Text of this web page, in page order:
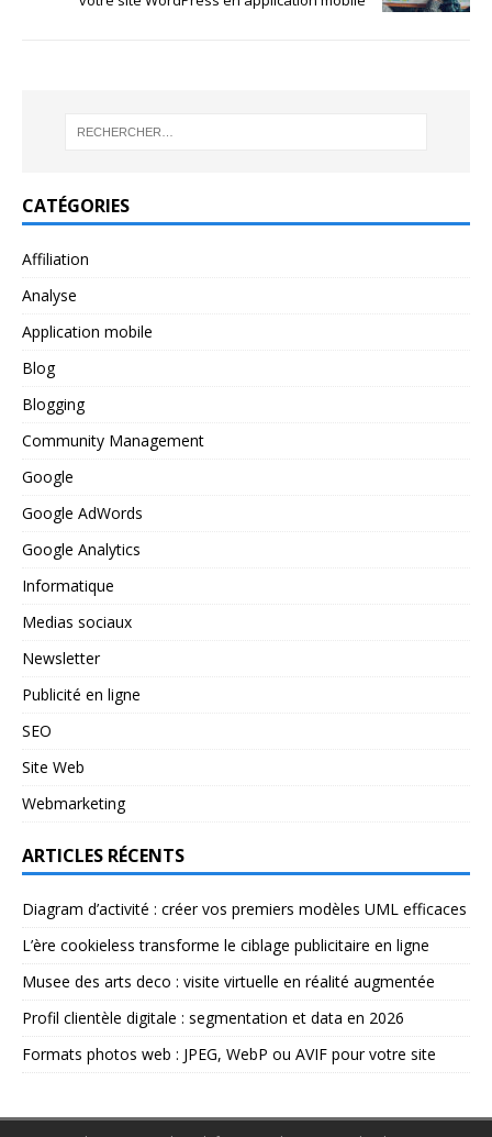
CATÉGORIES
Affiliation
Analyse
Application mobile
Blog
Blogging
Community Management
Google
Google AdWords
Google Analytics
Informatique
Medias sociaux
Newsletter
Publicité en ligne
SEO
Site Web
Webmarketing
ARTICLES RÉCENTS
Diagram d’activité : créer vos premiers modèles UML efficaces
L’ère cookieless transforme le ciblage publicitaire en ligne
Musee des arts deco : visite virtuelle en réalité augmentée
Profil clientèle digitale : segmentation et data en 2026
Formats photos web : JPEG, WebP ou AVIF pour votre site